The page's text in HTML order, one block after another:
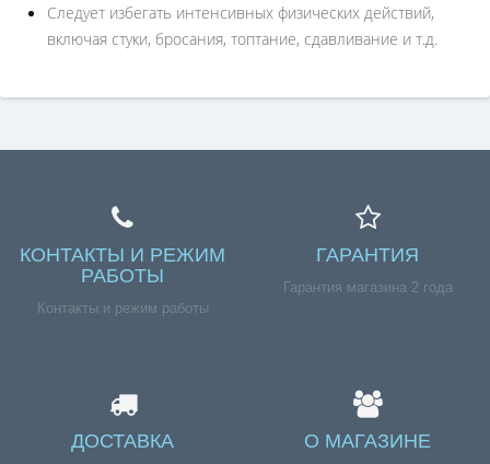
Следует избегать интенсивных физических действий,
включая стуки, бросания, топтание, сдавливание и т.д.
КОНТАКТЫ И РЕЖИМ
РАБОТЫ
Контакты и режим работы
ГАРАНТИЯ
Гарантия магазина 2 года
ДОСТАВКА О МАГАЗИНЕ